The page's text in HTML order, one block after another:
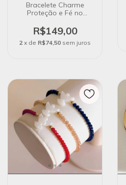
Bracelete Charme
Proteção e Fé no
Magnético
R$149,00
2 x de R$74,50 sem juros